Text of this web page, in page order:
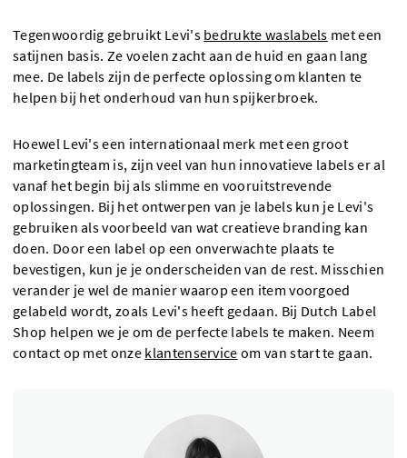
Tegenwoordig gebruikt Levi's bedrukte waslabels met een
satijnen basis. Ze voelen zacht aan de huid en gaan lang
mee. De labels zijn de perfecte oplossing om klanten te
helpen bij het onderhoud van hun spijkerbroek.
Hoewel Levi's een internationaal merk met een groot
marketingteam is, zijn veel van hun innovatieve labels er al
vanaf het begin bij als slimme en vooruitstrevende
oplossingen. Bij het ontwerpen van je labels kun je Levi's
gebruiken als voorbeeld van wat creatieve branding kan
doen. Door een label op een onverwachte plaats te
bevestigen, kun je je onderscheiden van de rest. Misschien
verander je wel de manier waarop een item voorgoed
gelabeld wordt, zoals Levi's heeft gedaan. Bij Dutch Label
Shop helpen we je om de perfecte labels te maken. Neem
contact op met onze klantenservice om van start te gaan.